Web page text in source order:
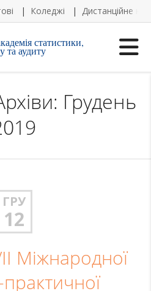
Коледжі Дистанційне
статистики,
та аудиту
Грудень
ГРУ
12
Міжнародної